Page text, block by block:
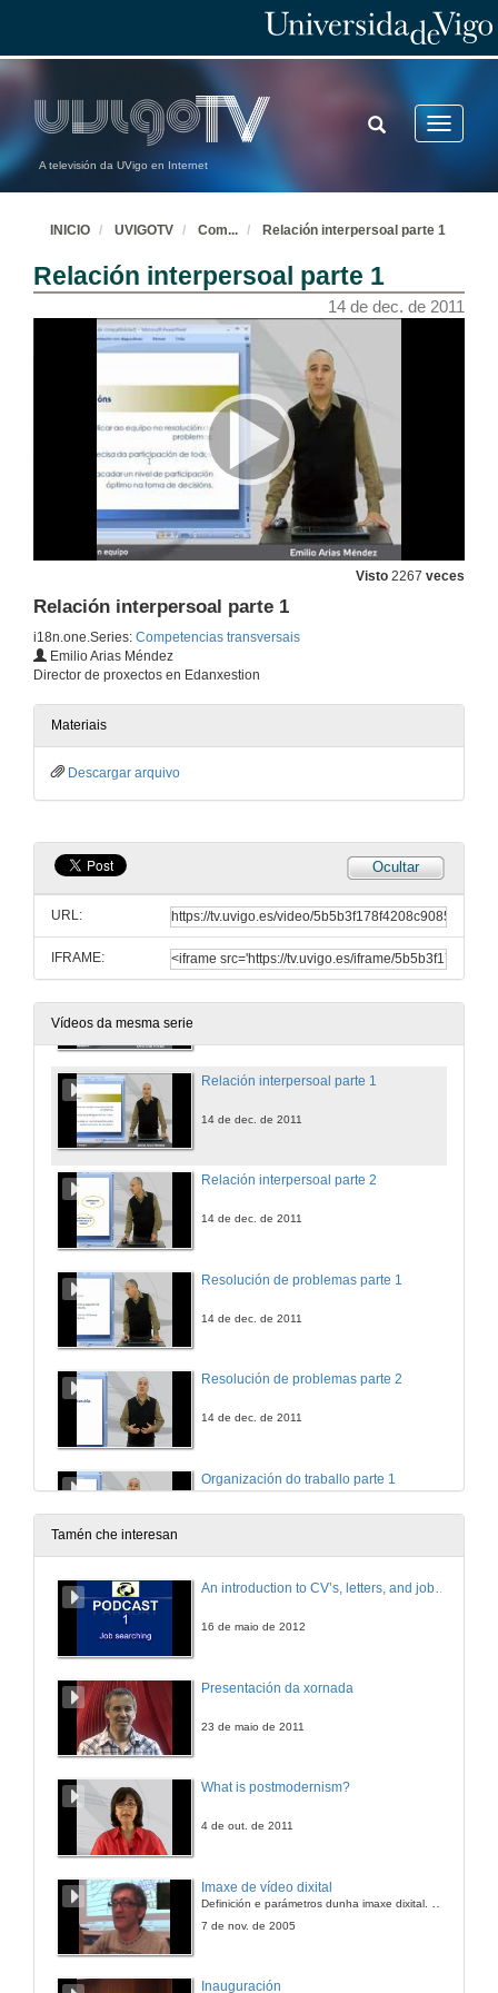
A televisión da UVigo en Internet
Toggle
TOGGLE
SEARCH
INICIO UVIGOTV Com... Relación interpersoal parte 1
Relación interpersoal parte 1
14 de dec. de 2011
Visto 2267 veces
Relación interpersoal parte 1
i18n.one.Series: Competencias transversais
Emilio Arias Méndez
Director de proxectos en Edanxestion
Materiais
Descargar arquivo
Ocultar
URL:
IFRAME:
Vídeos da mesma serie
Presentación dos tutoriais en competencias transversais
26 de abr. de 2012
Traballo en equipo parte 1
Autonomia e autoxestión persoal parte 1
14 de dec. de 2011
Autonomia e autoxestión persoal parte 2
Relación interpersoal parte 1
14 de dec. de 2011
Relación interpersoal parte 2
14 de dec. de 2011
Resolución de problemas parte 1
14 de dec. de 2011
Resolución de problemas parte 2
14 de dec. de 2011
Organización do traballo parte 1
14 de dec. de 2011
Creatividade parte 2
Tamén che interesan
An introduction to CV’s, letters, and job searching
16 de maio de 2012
Presentación da xornada
23 de maio de 2011
What is postmodernism?
4 de out. de 2011
Imaxe de vídeo dixital
Definición e parámetros dunha imaxe dixital. Resolución e Aspecto. Profundidade da cor. Compresión. Frame por segundo. Entrelazado. Campos, cadros
7 de nov. de 2005
Inauguración